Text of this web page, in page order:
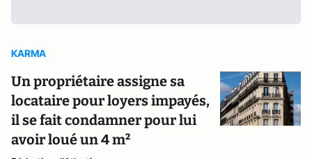
KARMA
Un propriétaire assigne sa
locataire pour loyers impayés,
il se fait condamner pour lui
avoir loué un 4 m²